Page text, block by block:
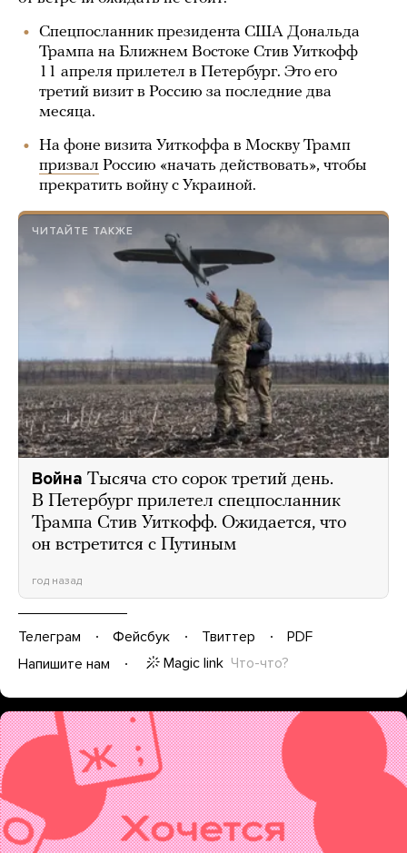
Спецпосланник президента США Дональда
Трампа на Ближнем Востоке Стив Уиткофф
11 апреля прилетел в Петербург. Это его
третий визит в Россию за последние два
месяца.
На фоне визита Уиткоффа в Москву Трамп
призвал Россию «начать действовать», чтобы
прекратить войну с Украиной.
ЧИТАЙТЕ ТАКЖЕ
Война Тысяча сто сорок третий день.
В Петербург прилетел спецпосланник
Трампа Стив Уиткофф. Ожидается, что
он встретится с Путиным
год назад
Телеграм Фейсбук Твиттер
PDF
Напишите нам
Magic link Что-что?